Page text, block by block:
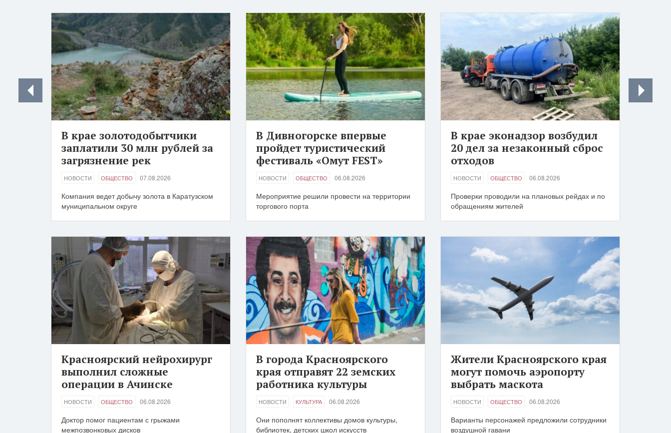
В крае золотодобытчики
заплатили 30 млн рублей за
загрязнение рек
НОВОСТИ ОБЩЕСТВО 07.08.2026
Компания ведет добычу золота в Каратузском
муниципальном округе
В Дивногорске впервые
пройдет туристический
фестиваль «Омут FEST»
НОВОСТИ ОБЩЕСТВО 06.08.2026
Мероприятие решили провести на территории
торгового порта
В крае эконадзор возбудил
20 дел за незаконный сброс
отходов
НОВОСТИ ОБЩЕСТВО 06.08.2026
Проверки проводили на плановых рейдах и по
обращениям жителей
Красноярский нейрохирург
выполнил сложные
операции в Ачинске
НОВОСТИ ОБЩЕСТВО 06.08.2026
Доктор помог пациентам с грыжами
межпозвонковых дисков
В города Красноярского
края отправят 22 земских
работника культуры
НОВОСТИ КУЛЬТУРА 06.08.2026
Они пополнят коллективы домов культуры,
библиотек, детских школ искусств
Жители Красноярского края
могут помочь аэропорту
выбрать маскота
НОВОСТИ ОБЩЕСТВО 06.08.2026
Варианты персонажей предложили сотрудники
воздушной гавани